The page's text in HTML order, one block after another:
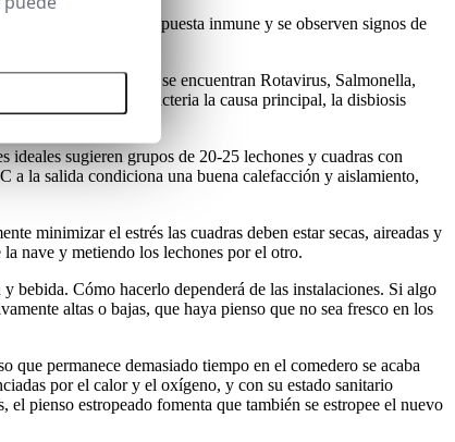
se resienta su respuesta inmune y se observen signos de
más habitualmente se encuentran Rotavirus, Salmonella,
ser siempre una bacteria la causa principal, la disbiosis
ideales sugieren grupos de 20-25 lechones y cuadras con
a la salida condiciona una buena calefacción y aislamiento,
minimizar el estrés las cuadras deben estar secas, aireadas y
nave y metiendo los lechones por el otro.
bebida. Cómo hacerlo dependerá de las instalaciones. Si algo
altas o bajas, que haya pienso que no sea fresco en los
que permanece demasiado tiempo en el comedero se acaba
por el calor y el oxígeno, y con su estado sanitario
pienso estropeado fomenta que también se estropee el nuevo